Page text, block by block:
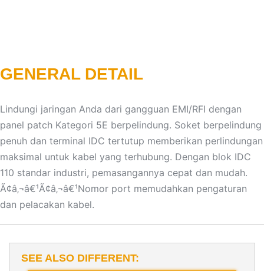
GENERAL DETAIL
Lindungi jaringan Anda dari gangguan EMI/RFI dengan
panel patch Kategori 5E berpelindung. Soket berpelindung
penuh dan terminal IDC tertutup memberikan perlindungan
maksimal untuk kabel yang terhubung. Dengan blok IDC
110 standar industri, pemasangannya cepat dan mudah.
Ã¢â‚¬â€¹Ã¢â‚¬â€¹Nomor port memudahkan pengaturan
dan pelacakan kabel.
SEE ALSO DIFFERENT: